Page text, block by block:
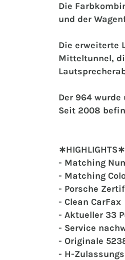
D‍ie
und der
Die erweiterte
Mitteltunnel,
Der 964
Seit 2008
∗HIGHLIGHTS∗
- Matching
- Matching
- Porsche
- Clean CarFax
- Aktueller 33
- Service
- Originale
- H-